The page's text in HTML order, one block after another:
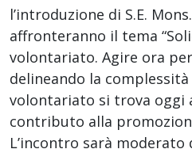
l’introduzione di S.E.
affronteranno il tema
volontariato. Agire ora
delineando la
volontariato si trova oggi
contributo alla
L’incontro sarà